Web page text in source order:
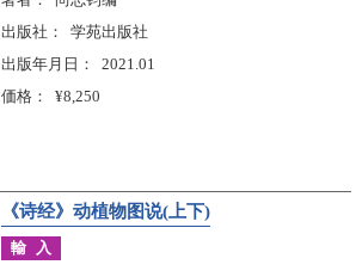
出版社
学苑出版社
出版年月日
2021.01
価格
¥8,250
《诗经》动植物图说(上下)
輸入